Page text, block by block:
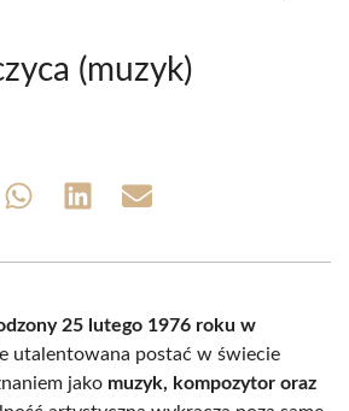
(muzyk)
Share Share Share
25 lutego 1976 roku w
utalentowana postać w świecie
jako muzyk, kompozytor oraz